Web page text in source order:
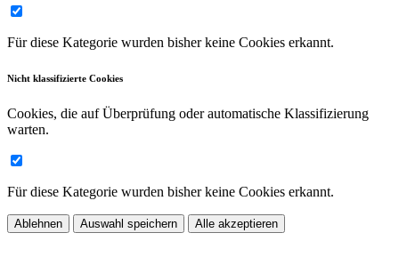
Für diese Kategorie wurden bisher keine Cookies erkannt.
Nicht klassifizierte Cookies
Cookies, die auf Überprüfung oder automatische Klassifizierung
warten.
Für diese Kategorie wurden bisher keine Cookies erkannt.
Ablehnen Auswahl speichern Alle akzeptieren